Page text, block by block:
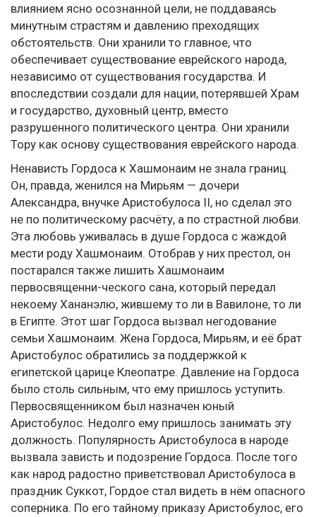
влиянием ясно осознанной цели, не поддаваясь
минутным страстям и давлению преходящих
обстоятельств. Они хранили то главное, что
обеспечивает существование еврейского народа,
независимо от существования государства. И
впоследствии создали для нации, потерявшей Храм
и государство, духовный центр, вместо
разрушенного политического центра. Они хранили
Тору как основу существования еврейского народа.
Ненависть Гордоса к Хашмонаим не знала границ.
Он, правда, женился на Мирьям — дочери
Александра, внучке Аристобулоса II, но сделал это
не по политическому расчёту, а по страстной любви.
Эта любовь уживалась в душе Гордоса с жаждой
мести роду Хашмонаим. Отобрав у них престол, он
постарался также лишить Хашмонаим
первосвященни-ческого сана, который передал
некоему Хананэлю, жившему то ли в Вавилоне, то ли
в Египте. Этот шаг Гордоса вызвал негодование
семьи Хашмонаим. Жена Гордоса, Мирьям, и её брат
Аристобулос обратились за поддержкой к
египетской царице Клеопатре. Давление на Гордоса
было столь сильным, что ему пришлось уступить.
Первосвященником был назначен юный
Аристобулос. Недолго ему пришлось занимать эту
должность. Популярность Аристобулоса в народе
вызвала зависть и подозрение Гордоса. После того
как народ радостно приветствовал Аристобулоса в
праздник Суккот, Гордое стал видеть в нём опасного
соперника. По его тайному приказу Аристобулос, его